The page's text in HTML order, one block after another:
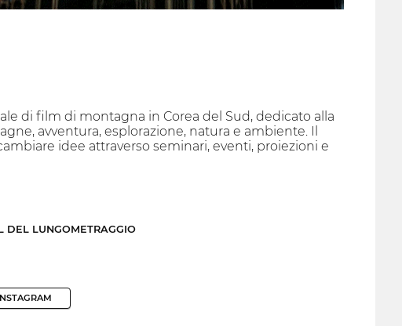
di film di montagna in Corea del Sud, dedicato alla
avventura, esplorazione, natura e ambiente. Il
idee attraverso seminari, eventi, proiezioni e
DEL LUNGOMETRAGGIO